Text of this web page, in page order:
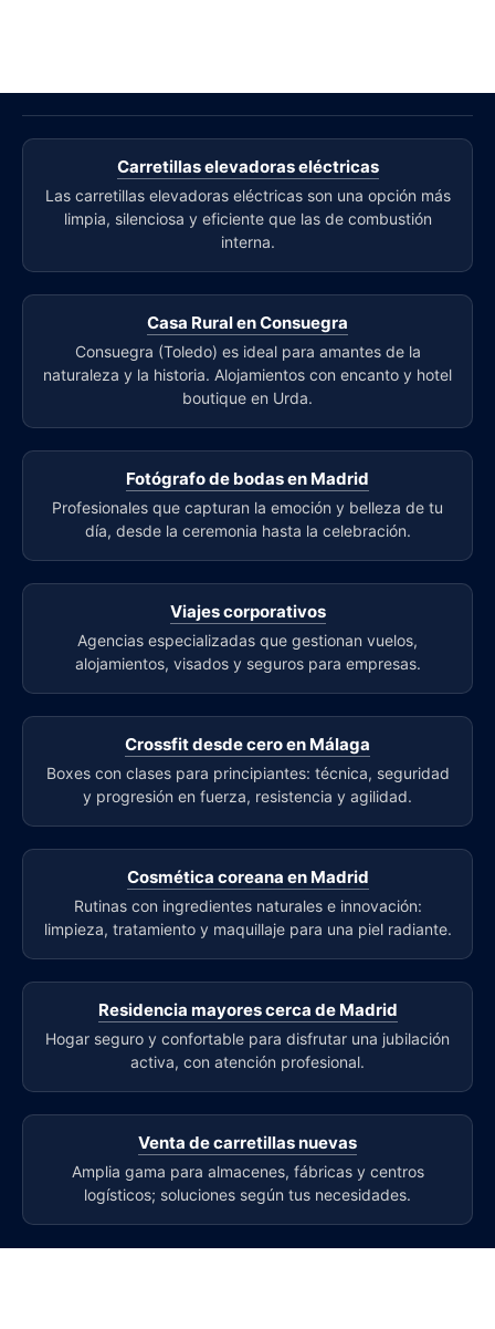
Carretillas elevadoras eléctricas
Las carretillas elevadoras eléctricas son una opción más
limpia, silenciosa y eficiente que las de combustión
interna.
Casa Rural en Consuegra
Consuegra (Toledo) es ideal para amantes de la
naturaleza y la historia. Alojamientos con encanto y hotel
boutique en Urda.
Fotógrafo de bodas en Madrid
Profesionales que capturan la emoción y belleza de tu
día, desde la ceremonia hasta la celebración.
Viajes corporativos
Agencias especializadas que gestionan vuelos,
alojamientos, visados y seguros para empresas.
Crossfit desde cero en Málaga
Boxes con clases para principiantes: técnica, seguridad
y progresión en fuerza, resistencia y agilidad.
Cosmética coreana en Madrid
Rutinas con ingredientes naturales e innovación:
limpieza, tratamiento y maquillaje para una piel radiante.
Residencia mayores cerca de Madrid
Hogar seguro y confortable para disfrutar una jubilación
activa, con atención profesional.
Venta de carretillas nuevas
Amplia gama para almacenes, fábricas y centros
logísticos; soluciones según tus necesidades.